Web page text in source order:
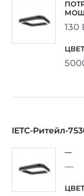
130
IETC-Ритейл-
—